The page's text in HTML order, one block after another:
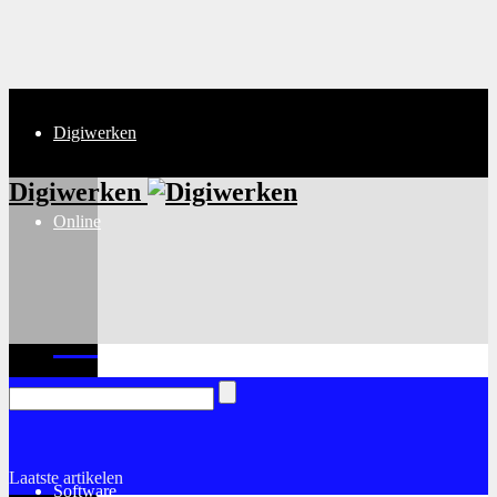
Digiwerken
Online
Software
Digiwerken
Laatste artikelen